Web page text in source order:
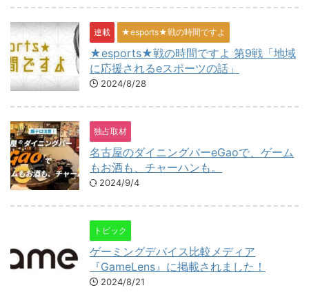
連載 ★esports★戦の時間ですよ
★esports★戦の時間ですよ 第9戦「地域
に応援されるeスポーツの話」
2024/8/28
独占取材
名古屋のダイニングバーeGaoで、ゲーム
もお酒も、チャーハンも。
2024/9/4
トピック
ゲーミングデバイス比較メディア
『GameLens』に掲載されました！
2024/8/21